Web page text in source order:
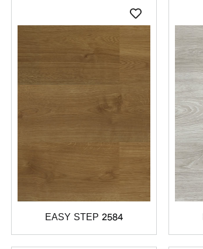
EASY STEP 2584